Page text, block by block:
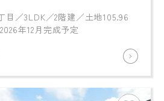
目／3LDK／2階建／土地105.96
年12月完成予定